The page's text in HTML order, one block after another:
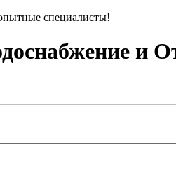
специалисты!
и